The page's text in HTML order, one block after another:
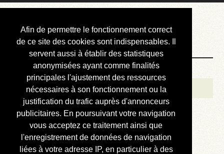
Afin de permettre le fonctionnement correct
de ce site des cookies sont indispensables. Il
servent aussi à établir des statistiques
anonymisées ayant comme finalités
principales l'ajustement des ressources
nécessaires à son fonctionnement ou la
justification du trafic auprès d'annonceurs
publicitaires. En poursuivant votre navigation
vous acceptez ce traitement ainsi que
l'enregistrement de données de navigation
liées à votre adresse IP, en particulier à des
Courbis, « LE »
Blog Officiel
Bienvenue
Réalisations
Divers (et d’été)
Annonces
Liens externes